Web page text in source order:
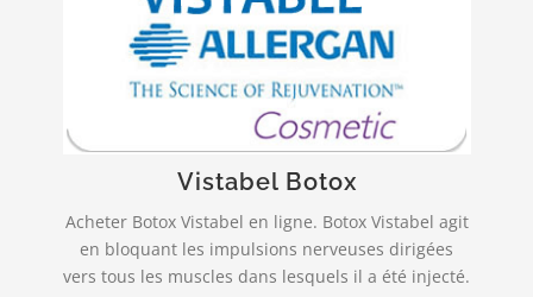
Vistabel Botox
Acheter Botox Vistabel en ligne. Botox Vistabel agit
en bloquant les impulsions nerveuses dirigées
vers tous les muscles dans lesquels il a été injecté.
Livraison rapide et fiable!
VISTABEL
est indiqué dans la correction
temporaire des rides verticales intersourcilières
observées lors du froncement des sourcils, chez
l’adulte de moins de 65 ans…